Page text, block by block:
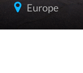
Europe